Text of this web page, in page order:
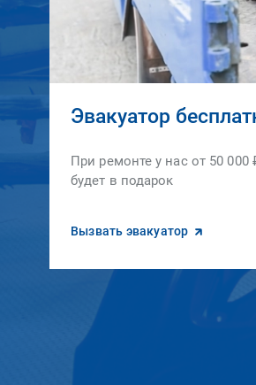
Эвакуатор
При ремонте у нас от 50 000
будет в подарок
Вызвать эвакуатор